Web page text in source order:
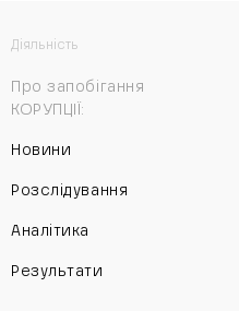
Діяльність
Про запобігання
КОРУПЦІЇ:
Новини
Розслідування
Аналітика
Результати